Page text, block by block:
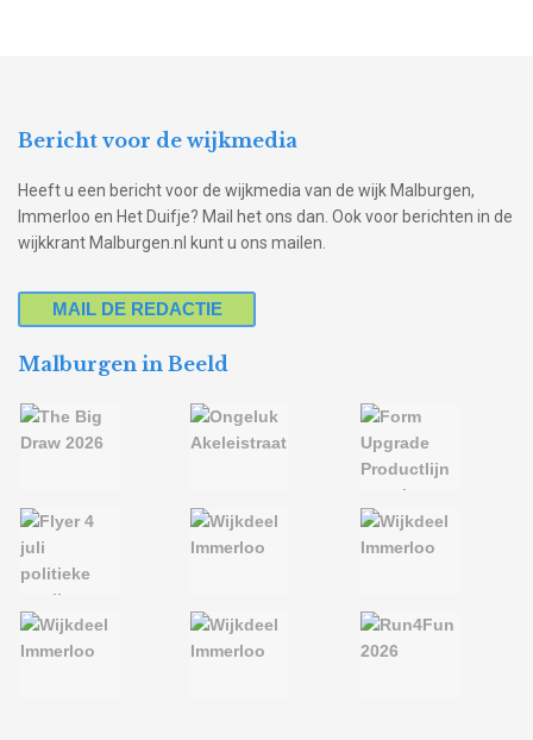
Bericht voor de wijkmedia
Heeft u een bericht voor de wijkmedia van de wijk Malburgen,
Immerloo en Het Duifje? Mail het ons dan. Ook voor berichten in de
wijkkrant Malburgen.nl kunt u ons mailen.
MAIL DE REDACTIE
Malburgen in Beeld